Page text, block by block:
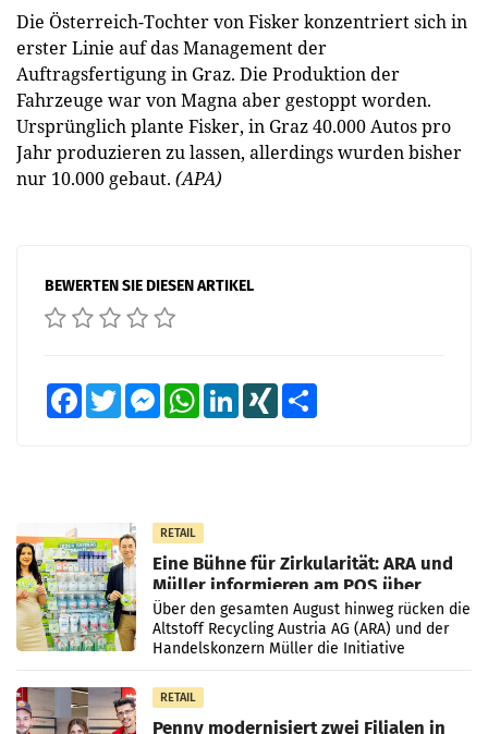
Die Österreich-Tochter von Fisker konzentriert sich in
erster Linie auf das Management der
Auftragsfertigung in Graz. Die Produktion der
Fahrzeuge war von Magna aber gestoppt worden.
Ursprünglich plante Fisker, in Graz 40.000 Autos pro
Jahr produzieren zu lassen, allerdings wurden bisher
nur 10.000 gebaut. (APA)
BEWERTEN SIE DIESEN ARTIKEL
FacebookTwitter MessengerWhatsAppLinkedInXING
RETAIL
Eine Bühne für Zirkularität: ARA und
Müller informieren am POS über
Kreislauffähigkeit
Über den gesamten August hinweg rücken die
Altstoff Recycling Austria AG (ARA) und der
Handelskonzern Müller die Initiative
„Kreislauf-Helden“ in allen österreichischen
Müller-Filialen
RETAIL
Penny modernisiert zwei Filialen in